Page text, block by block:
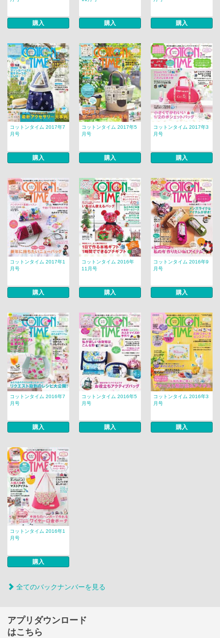
購入 購入 購入
コットンタイム 2017年7
月号
購入
コットンタイム 2017年5
月号
購入
コットンタイム 2017年3
月号
購入
コットンタイム 2017年1
月号
購入
コットンタイム 2016年
11月号
購入
コットンタイム 2016年9
月号
購入
コットンタイム 2016年7
月号
購入
コットンタイム 2016年5
月号
購入
コットンタイム 2016年3
月号
購入
コットンタイム 2016年1
月号
購入
全てのバックナンバーを見る
アプリダウンロード
はこちら